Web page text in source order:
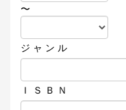
〜
ジ ャ ン ル
Ｉ Ｓ Ｂ Ｎ